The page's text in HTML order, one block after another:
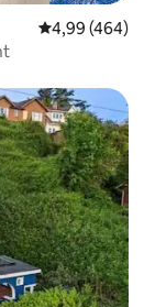
4,99 (464)